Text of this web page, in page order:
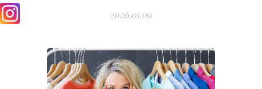
2026.01.09